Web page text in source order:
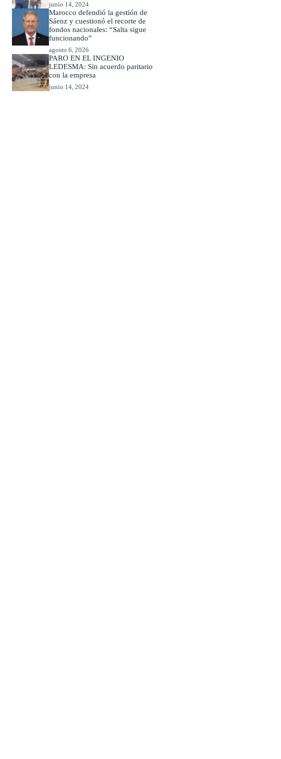
junio 14, 2024
Marocco defendió la gestión de
Sáenz y cuestionó el recorte de
fondos nacionales: “Salta sigue
funcionando”
agosto 6, 2026
PARO EN EL INGENIO
LEDESMA: Sin acuerdo paritario
con la empresa
junio 14, 2024